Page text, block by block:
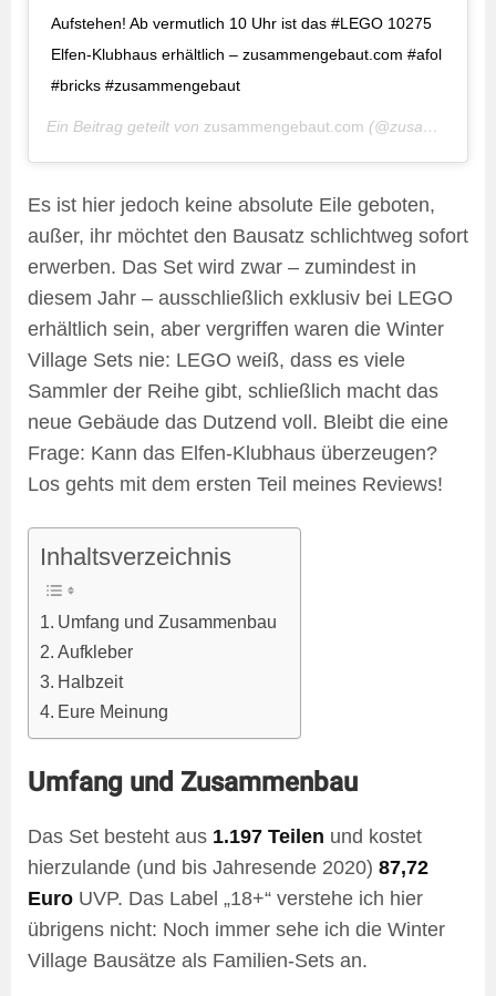
Aufstehen! Ab vermutlich 10 Uhr ist das #LEGO 10275
Elfen-Klubhaus erhältlich – zusammengebaut.com #afol
#bricks #zusammengebaut
Ein Beitrag geteilt von zusammengebaut.com (@zusammengebaut) am
Es ist hier jedoch keine absolute Eile geboten,
außer, ihr möchtet den Bausatz schlichtweg sofort
erwerben. Das Set wird zwar – zumindest in
diesem Jahr – ausschließlich exklusiv bei LEGO
erhältlich sein, aber vergriffen waren die Winter
Village Sets nie: LEGO weiß, dass es viele
Sammler der Reihe gibt, schließlich macht das
neue Gebäude das Dutzend voll. Bleibt die eine
Frage: Kann das Elfen-Klubhaus überzeugen?
Los gehts mit dem ersten Teil meines Reviews!
Inhaltsverzeichnis
Umfang und Zusammenbau
Aufkleber
Halbzeit
Eure Meinung
Umfang und Zusammenbau
Das Set besteht aus 1.197 Teilen und kostet
hierzulande (und bis Jahresende 2020) 87,72
Euro UVP. Das Label „18+“ verstehe ich hier
übrigens nicht: Noch immer sehe ich die Winter
Village Bausätze als Familien-Sets an.